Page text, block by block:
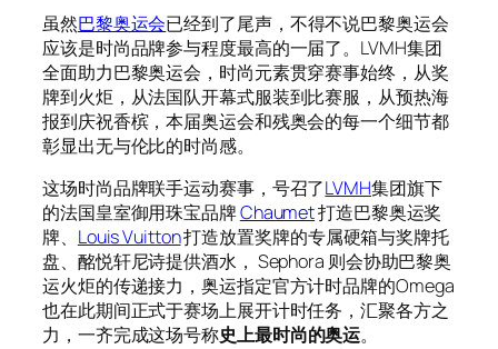
虽然巴黎奥运会已经到了尾声，不得不说巴黎奥运会
应该是时尚品牌参与程度最高的一届了。LVMH集团
全面助力巴黎奥运会，时尚元素贯穿赛事始终，从奖
牌到火炬，从法国队开幕式服装到比赛服，从预热海
报到庆祝香槟，本届奥运会和残奥会的每一个细节都
彰显出无与伦比的时尚感。
这场时尚品牌联手运动赛事，号召了LVMH集团旗下
的法国皇室御用珠宝品牌Chaumet打造巴黎奥运奖
牌、 Louis Vuitton打造放置奖牌的专属硬箱与奖牌托
盘、酩悦轩尼诗提供酒水， Sephora 则会协助巴黎奥
运火炬的传递接力，奥运指定官方计时品牌的Omega
也在此期间正式于赛场上展开计时任务，汇聚各方之
力，一齐完成这场号称史上最时尚的奥运。